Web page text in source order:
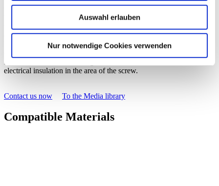
Auswahl erlauben
Nur notwendige Cookies verwenden
welding tongs for spot welding, which is frequently used for car
body construction. A comprehensive standard was developed for
this type of machine. What makes it unique is the combination of
different materials that are carefully assembled with one another.
Plastic elements provide the electrical insulation and ceramic
In addition, the thermosetting screw head insulation enables
electrical insulation in the area of the screw.
Contact us now To the Media library
Compatible Materials